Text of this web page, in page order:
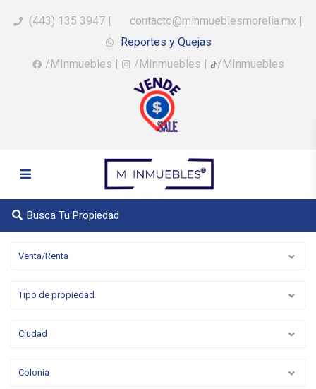
(443) 135 3947 | contacto@minmueblesmorelia.mx |
Reportes y Quejas
/MInmuebles | /MInmuebles | /MInmuebles
Busca Tu Propiedad
Venta/Renta
Tipo de propiedad
Ciudad
Colonia